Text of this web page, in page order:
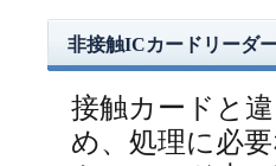
非接触ICカードリーダ
接触カードと
め、処理に必